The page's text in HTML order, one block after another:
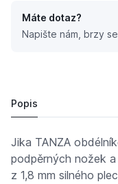
Máte dotaz?
Napište nám, brzy
Popis
Jika TANZA
podpěrných nožek
z 1,8 mm silného